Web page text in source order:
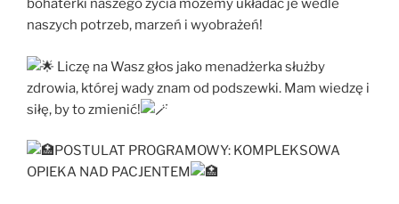
bohaterki naszego życia możemy układać je wedle
naszych potrzeb, marzeń i wyobrażeń!
Liczę na Wasz głos jako menadżerka służby
zdrowia, której wady znam od podszewki. Mam wiedzę i
siłę, by to zmienić!
POSTULAT PROGRAMOWY: KOMPLEKSOWA
OPIEKA NAD PACJENTEM